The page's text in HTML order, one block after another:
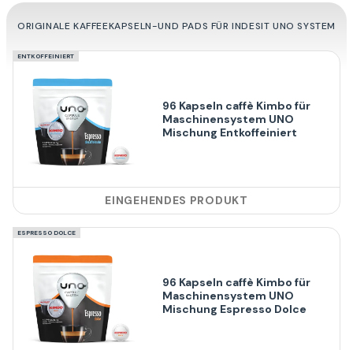
ORIGINALE KAFFEEKAPSELN-UND PADS FÜR INDESIT UNO SYSTEM
ENTKOFFEINIERT
96 Kapseln caffè Kimbo für
Maschinensystem UNO
Mischung Entkoffeiniert
EINGEHENDES PRODUKT
ESPRESSO DOLCE
96 Kapseln caffè Kimbo für
Maschinensystem UNO
Mischung Espresso Dolce